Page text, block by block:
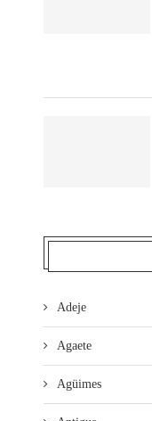
Adeje
Agaete
Agüimes